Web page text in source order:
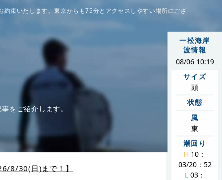
一松海岸
波情報
08/06 10:19
サイズ
頭
状態
風
東
潮回り
H 10：
03/20：52
L03：
束いたします。東京からも75分とアクセスしやすい場所にござ
をご紹介します。
8/30(日)まで！】